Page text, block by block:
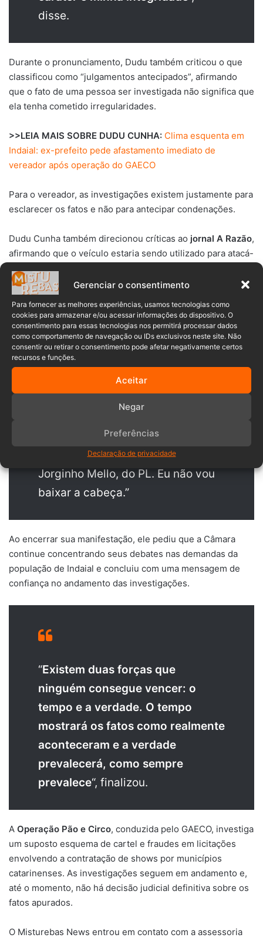
Gerenciar o consentimento
Para fornecer as melhores experiências, usamos tecnologias como
cookies para armazenar e/ou acessar informações do dispositivo. O
consentimento para essas tecnologias nos permitirá processar dados
como comportamento de navegação ou IDs exclusivos neste site. Não
consentir ou retirar o consentimento pode afetar negativamente certos
recursos e funções.
Aceitar
Negar
Preferências
Declaração de privacidade
disse.
Durante o pronunciamento, Dudu também criticou o que
classificou como “julgamentos antecipados”, afirmando
que o fato de uma pessoa ser investigada não significa que
ela tenha cometido irregularidades.
>>LEIA MAIS SOBRE DUDU CUNHA: Clima esquenta em
Indaial: ex-prefeito pede afastamento imediato de
vereador após operação do GAECO
Para o vereador, as investigações existem justamente para
esclarecer os fatos e não para antecipar condenações.
Dudu Cunha também direcionou críticas ao jornal A Razão,
afirmando que o veículo estaria sendo utilizado para atacá-
o vereador declarou que o jornal seria “comprado pelo PL”
e afirmou que os recursos recebidos pelo veículo podem
ser consultados no Portal da Transparência do Estado.
Transparência do Estado para ver
quanto o jornal A Razão ganhou do
Jorginho Mello, do PL. Eu não vou
baixar a cabeça.”
Ao encerrar sua manifestação, ele pediu que a Câmara
continue concentrando seus debates nas demandas da
população de Indaial e concluiu com uma mensagem de
confiança no andamento das investigações.
“Existem duas forças que
ninguém consegue vencer: o
tempo e a verdade. O tempo
mostrará os fatos como realmente
aconteceram e a verdade
prevalecerá, como sempre
prevalece“, finalizou.
A Operação Pão e Circo, conduzida pelo GAECO, investiga
um suposto esquema de cartel e fraudes em licitações
envolvendo a contratação de shows por municípios
catarinenses. As investigações seguem em andamento e,
até o momento, não há decisão judicial definitiva sobre os
fatos apurados.
O Misturebas News entrou em contato com a assessoria